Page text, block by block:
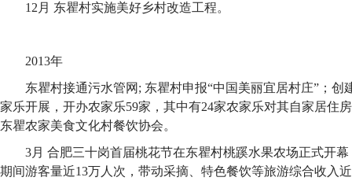
12月 东瞿村实施美好乡村改造工程。
2013年
东瞿村接通污水管网; 东瞿村申报“中国美丽宜居村庄”；创
家乐开展，开办农家乐59家，其中有24家农家乐对其自家居住
东瞿农家美食文化村餐饮协会。
3月 合肥三十岗首届桃花节在东瞿村桃蹊水果农场正式开
期间游客量近13万人次，带动采摘、特色餐饮等旅游综合收入